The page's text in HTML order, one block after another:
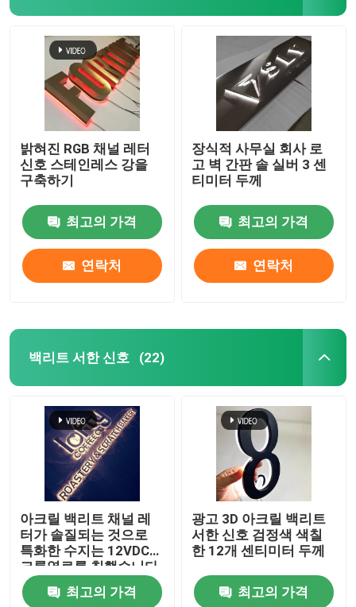
밝혀진 RGB 채널 레터
신호 스테인레스 강을
구축하기
최고의 가격
연락처
장식적 사무실 회사 로
고 벽 간판 솔 실버 3 센
티미터 두께
최고의 가격
연락처
백리트 서한 신호 (22)
아크릴 백리트 채널 레
터가 솔질되는 것으로
특화한 수지는 12VDC에
크롬염료를 칠했습니다
최고의 가격
광고 3D 아크릴 백리트
서한 신호 검정색 색칠
한 12개 센티미터 두께
최고의 가격